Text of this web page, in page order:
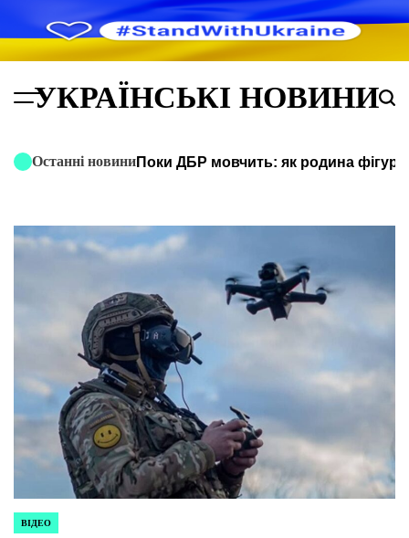
вмісту
MenuУКРАЇНСЬКІ НОВИНИ
Останні новиниПоки ДБР мовчить: як родина
ОПУБЛІКУВАТИ
ВІДЕО